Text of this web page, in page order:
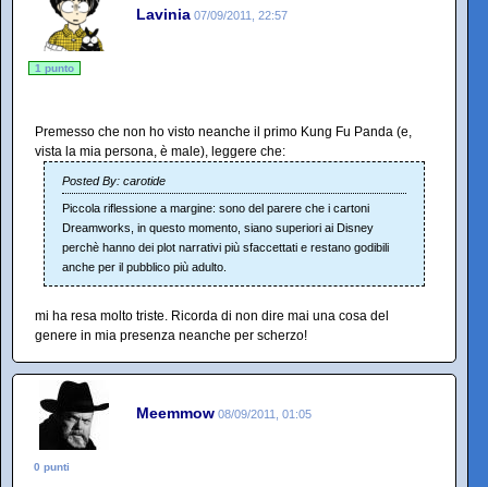
Lavinia 07/09/2011, 22:57
1 punto
Premesso che non ho visto neanche il primo Kung Fu Panda (e,
vista la mia persona, è male), leggere che:
Posted By: carotide
Piccola riflessione a margine: sono del parere che i cartoni
Dreamworks, in questo momento, siano superiori ai Disney
perchè hanno dei plot narrativi più sfaccettati e restano godibili
anche per il pubblico più adulto.
mi ha resa molto triste. Ricorda di non dire mai una cosa del
genere in mia presenza neanche per scherzo!
Meemmow 08/09/2011, 01:05
0 punti